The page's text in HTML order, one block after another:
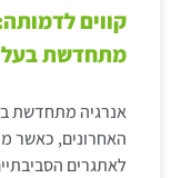
קווים
מתחדשת
אנרגיה מתחדשת
האחרונים, כאשר
לאתגרים